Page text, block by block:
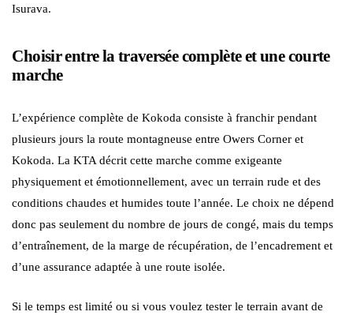
Isurava.
Choisir entre la traversée complète et une courte
marche
L’expérience complète de Kokoda consiste à franchir pendant
plusieurs jours la route montagneuse entre Owers Corner et
Kokoda. La KTA décrit cette marche comme exigeante
physiquement et émotionnellement, avec un terrain rude et des
conditions chaudes et humides toute l’année. Le choix ne dépend
donc pas seulement du nombre de jours de congé, mais du temps
d’entraînement, de la marge de récupération, de l’encadrement et
d’une assurance adaptée à une route isolée.
Si le temps est limité ou si vous voulez tester le terrain avant de